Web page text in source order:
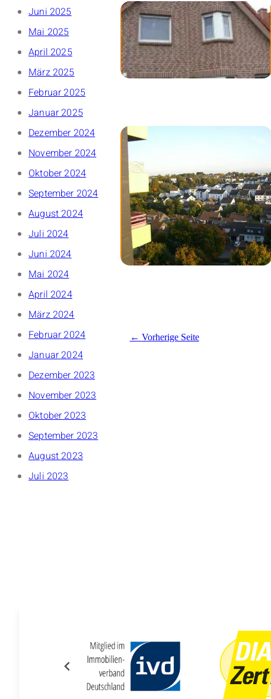
Juni 2025
Mai 2025
April 2025
März 2025
Februar 2025
Januar 2025
Dezember 2024
November 2024
Oktober 2024
September 2024
August 2024
Juli 2024
Juni 2024
Mai 2024
April 2024
März 2024
Februar 2024
Januar 2024
Dezember 2023
November 2023
Oktober 2023
September 2023
August 2023
Juli 2023
Vorherige Seite